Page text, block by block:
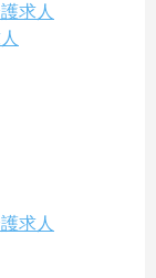
求人
求人